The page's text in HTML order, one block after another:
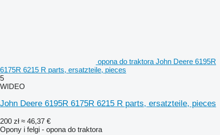
opona do traktora John Deere 6195R
6175R 6215 R parts, ersatzteile, pieces
5
WIDEO
John Deere 6195R 6175R 6215 R parts, ersatzteile, pieces
200 zł ≈ 46,37 €
Opony i felgi - opona do traktora